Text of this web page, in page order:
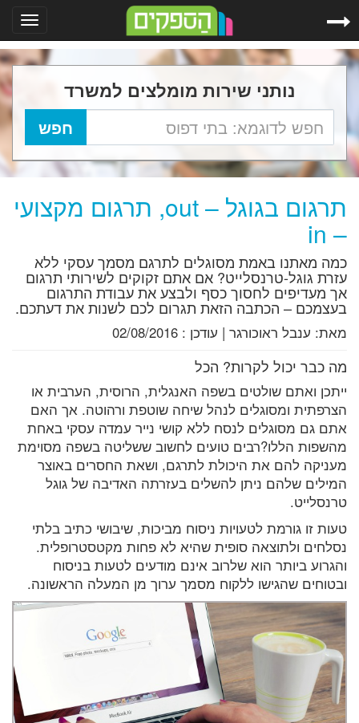
נותני שירות מומלצים למשרד
תרגום בגוגל – out, תרגום מקצועי
– in
כמה מאתנו באמת מסוגלים לתרגם מסמך עסקי ללא
עזרת גוגל-טרנסלייט? אם אתם זקוקים לשירותי תרגום
אך מעדיפים לחסוך כסף ולבצע את עבודת התרגום
בעצמכם – הכתבה הזאת תגרום לכם לשנות את דעתכם.
מאת: ענבל ראוכורגר | עודכן : 02/08/2016
מה כבר יכול לקרות? הכל
ייתכן ואתם שולטים בשפה האנגלית, הרוסית, הערבית או
הצרפתית ומסוגלים לנהל שיחה שוטפת ורהוטה. אך האם
אתם גם מסוגלים לנסח ללא קושי נייר עמדה עסקי באחת
מהשפות הללו?רבים טועים לחשוב ששליטה בשפה מסוימת
מעניקה להם את היכולת לתרגם, ושאת החסרים באוצר
המילים שלהם ניתן להשלים בעזרתה האדיבה של גוגל
טרנסלייט.
טעות זו גורמת לטעויות ניסוח מביכות, שיבושי כתיב בלתי
נסלחים ולתוצאה סופית שהיא לא פחות מקטסטרופלית.
והגרוע ביותר הוא שלרוב אינם מודעים לטעות בניסוח
ובטוחים שהגישו ללקוח מסמך ערוך מן המעלה הראשונה.